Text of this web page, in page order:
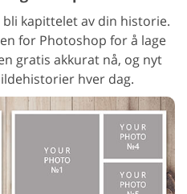
kapittelet av din historie.
for Photoshop for å lage
gratis akkurat nå, og nyt
hver dag.